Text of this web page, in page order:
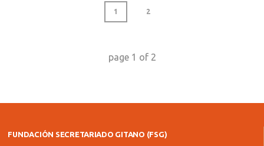
1 2
page 1 of 2
FUNDACIÓN SECRETARIADO GITANO (FSG)